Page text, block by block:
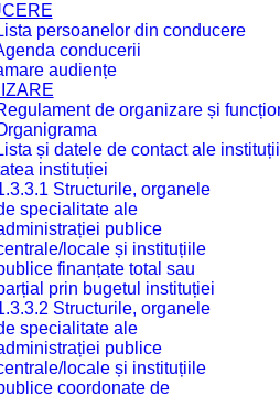
persoanelor din conducere
conducerii
audiențe
de organizare și
și datele de contact ale
instituției
Structurile, organele
specialitate ale
publice
locale și instituțiile
finanțate total sau
prin bugetul instituției
Structurile, organele
specialitate ale
publice
locale și instituțiile
coordonate de